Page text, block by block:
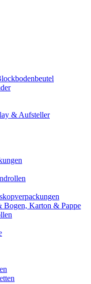
& Aufsteller
Bogen, Karton & Pappe